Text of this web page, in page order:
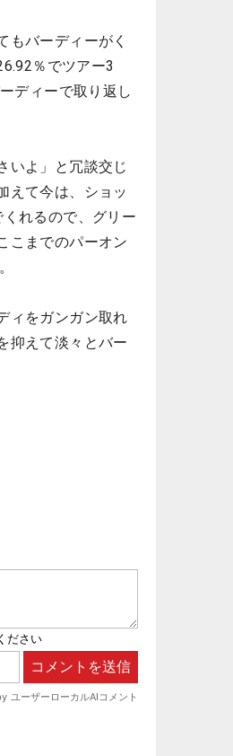
もバーディーがく
％でツアー3
ディーで取り返し
いよ」と冗談交じ
えて今は、ショッ
れるので、グリー
こまでのパーオン
ィをガンガン取れ
抑えて淡々とバー